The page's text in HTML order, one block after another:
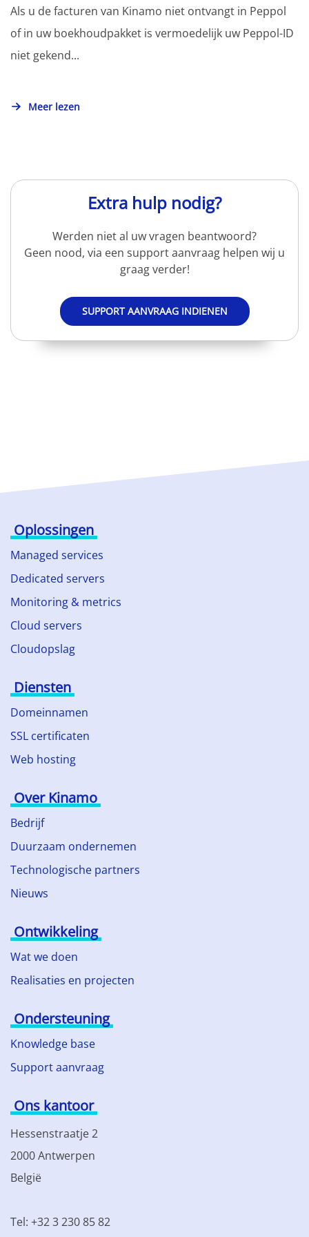
Als u de facturen van Kinamo niet ontvangt in Peppol
of in uw boekhoudpakket is vermoedelijk uw Peppol-ID
niet gekend...
Meer lezen
Extra hulp nodig?
Werden niet al uw vragen beantwoord?
Geen nood, via een support aanvraag helpen wij u
graag verder!
SUPPORT AANVRAAG INDIENEN
Oplossingen
Managed services
Dedicated servers
Monitoring & metrics
Cloud servers
Cloudopslag
Diensten
Domeinnamen
SSL certificaten
Web hosting
Over Kinamo
Bedrijf
Duurzaam ondernemen
Technologische partners
Nieuws
Ontwikkeling
Wat we doen
Realisaties en projecten
Ondersteuning
Knowledge base
Support aanvraag
Ons kantoor
Hessenstraatje 2
2000 Antwerpen
België
Tel: +32 3 230 85 82